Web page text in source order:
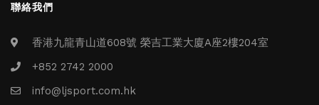
聯絡我們
香港九龍青山道608號 榮吉工業大廈A座2樓204室
+852 2742 2000
info@ljsport.com.hk